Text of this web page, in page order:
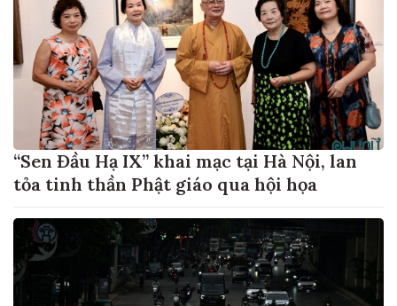
“Sen Đầu Hạ IX” khai mạc tại Hà Nội, lan
tỏa tinh thần Phật giáo qua hội họa